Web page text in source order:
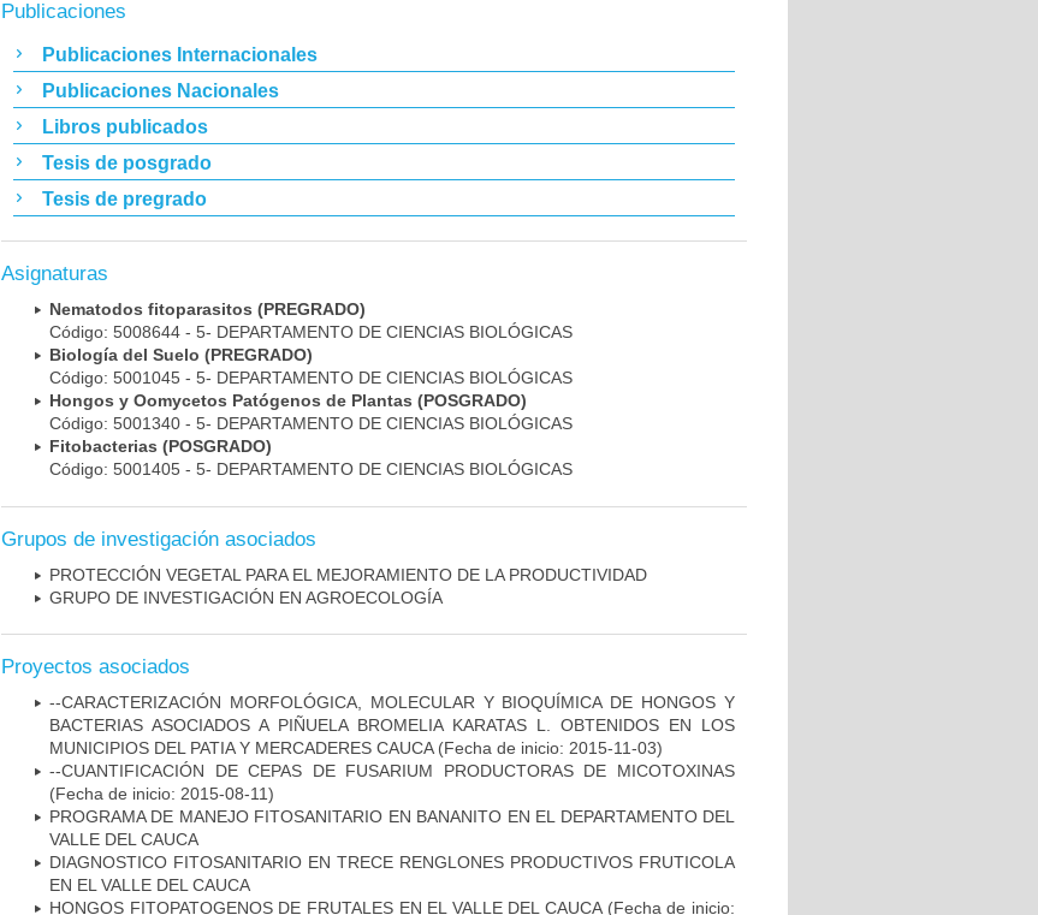
Publicaciones
Publicaciones Internacionales
Publicaciones Nacionales
Libros publicados
Tesis de posgrado
Tesis de pregrado
Asignaturas
Nematodos fitoparasitos (PREGRADO)
Código: 5008644 - 5- DEPARTAMENTO DE CIENCIAS BIOLÓGICAS
Biología del Suelo (PREGRADO)
Código: 5001045 - 5- DEPARTAMENTO DE CIENCIAS BIOLÓGICAS
Hongos y Oomycetos Patógenos de Plantas (POSGRADO)
Código: 5001340 - 5- DEPARTAMENTO DE CIENCIAS BIOLÓGICAS
Fitobacterias (POSGRADO)
Código: 5001405 - 5- DEPARTAMENTO DE CIENCIAS BIOLÓGICAS
Grupos de investigación asociados
PROTECCIÓN VEGETAL PARA EL MEJORAMIENTO DE LA PRODUCTIVIDAD
GRUPO DE INVESTIGACIÓN EN AGROECOLOGÍA
Proyectos asociados
--CARACTERIZACIÓN MORFOLÓGICA, MOLECULAR Y BIOQUÍMICA DE HONGOS Y
BACTERIAS ASOCIADOS A PIÑUELA BROMELIA KARATAS L. OBTENIDOS EN LOS
MUNICIPIOS DEL PATIA Y MERCADERES CAUCA(Fecha de inicio: 2015-11-03)
--CUANTIFICACIÓN DE CEPAS DE FUSARIUM PRODUCTORAS DE MICOTOXINAS
(Fecha de inicio: 2015-08-11)
PROGRAMA DE MANEJO FITOSANITARIO EN BANANITO EN EL DEPARTAMENTO DEL
VALLE DEL CAUCA
DIAGNOSTICO FITOSANITARIO EN TRECE RENGLONES PRODUCTIVOS FRUTICOLA
EN EL VALLE DEL CAUCA
HONGOS FITOPATOGENOS DE FRUTALES EN EL VALLE DEL CAUCA(Fecha de inicio: